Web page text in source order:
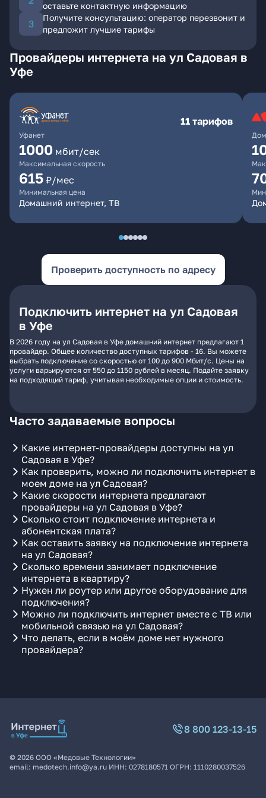
оставьте контактную информацию
Получите консультацию: оператор перезвонит и
предложит лучшие тарифы
Провайдеры интернета на ул Садовая в
Уфе
Уфанет
11 тарифов
1000 мбит/сек
Максимальная скорость
615 ₽/мес
Минимальная цена
Домашний интернет, ТВ
Проверить доступность по адресу
Подключить интернет на ул Садовая
в Уфе
В 2026 году на ул Садовая в Уфе домашний интернет предлагают 1
провайдер. Общее количество доступных тарифов - 16. Вы можете
выбрать подключение со скоростью от 100 до 900 Мбит/с. Цены на
услуги варьируются от 550 до 1150 рублей в месяц. Подайте заявку
на подходящий тариф, учитывая необходимые опции и стоимость.
Часто задаваемые вопросы
Какие интернет-провайдеры доступны на ул
Садовая в Уфе?
Как проверить, можно ли подключить интернет в
моем доме на ул Садовая?
Какие скорости интернета предлагают
провайдеры на ул Садовая в Уфе?
Сколько стоит подключение интернета и
абонентская плата?
Как оставить заявку на подключение интернета
на ул Садовая?
Сколько времени занимает подключение
интернета в квартиру?
Нужен ли роутер или другое оборудование для
подключения?
Можно ли подключить интернет вместе с ТВ или
мобильной связью на ул Садовая?
Что делать, если в моём доме нет нужного
провайдера?
8 800 123-13-15
© 2026 ООО «Медовые Технологии»
email: medotech.info@ya.ru ИНН: 0278180571 ОГРН: 1110280037526